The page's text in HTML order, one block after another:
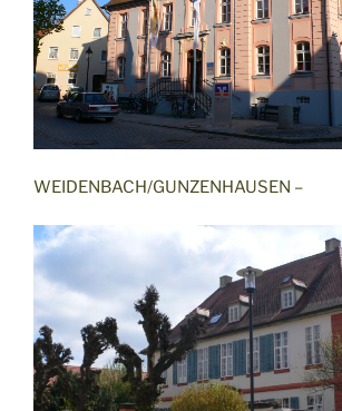
WEIDENBACH/GUNZENHAUSEN –